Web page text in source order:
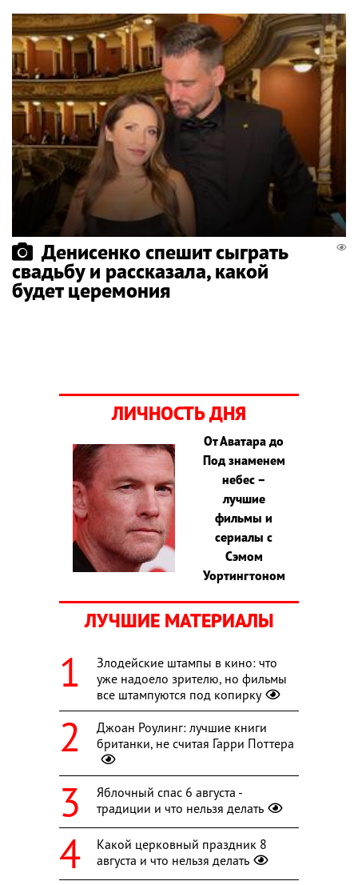
Денисенко спешит сыграть
свадьбу и рассказала, какой
будет церемония
ЛИЧНОСТЬ ДНЯ
От Аватара до
Под знаменем
небес –
лучшие
фильмы и
сериалы с
Сэмом
Уортингтоном
ЛУЧШИЕ МАТЕРИАЛЫ
Злодейские штампы в кино: что
уже надоело зрителю, но фильмы
все штампуются под копирку
Джоан Роулинг: лучшие книги
британки, не считая Гарри Поттера
Яблочный спас 6 августа -
традиции и что нельзя делать
Какой церковный праздник 8
августа и что нельзя делать